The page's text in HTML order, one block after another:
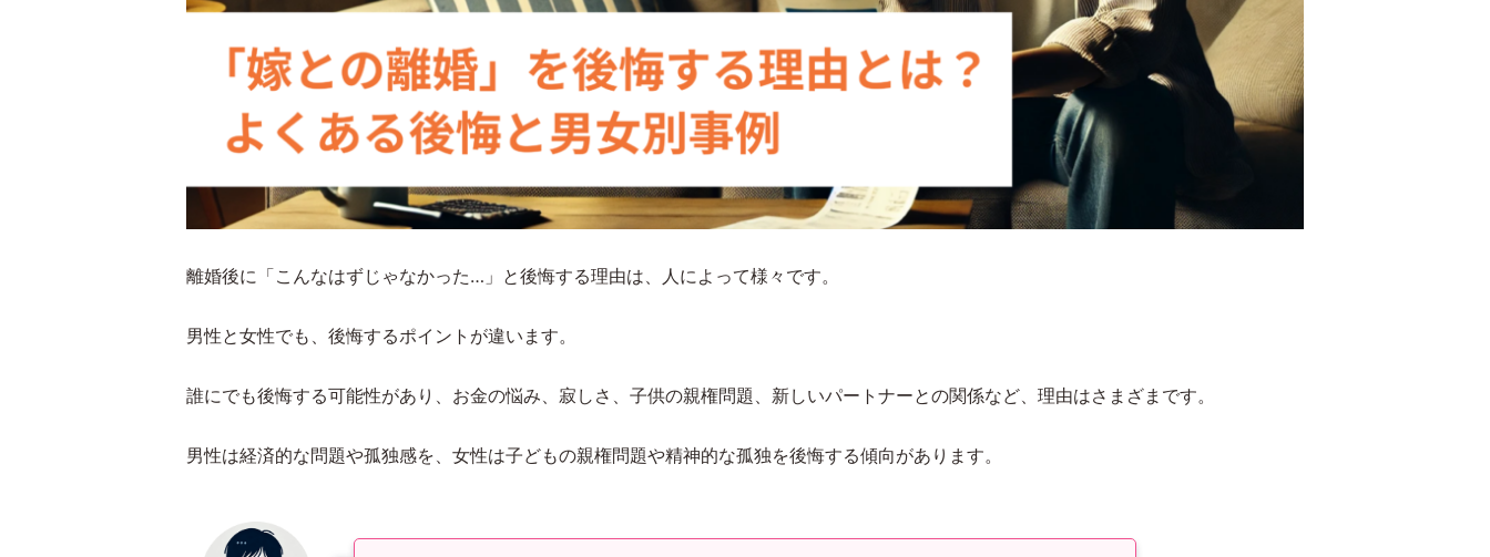
離婚後に「こんなはずじゃなかった…」と後悔する理由は、人によって様々です。
男性と女性でも、後悔するポイントが違います。
誰にでも後悔する可能性があり、お金の悩み、寂しさ、子供の親権問題、新しいパートナーとの関係など、理由はさまざまです。
男性は経済的な問題や孤独感を、女性は子どもの親権問題や精神的な孤独を後悔する傾向があります。